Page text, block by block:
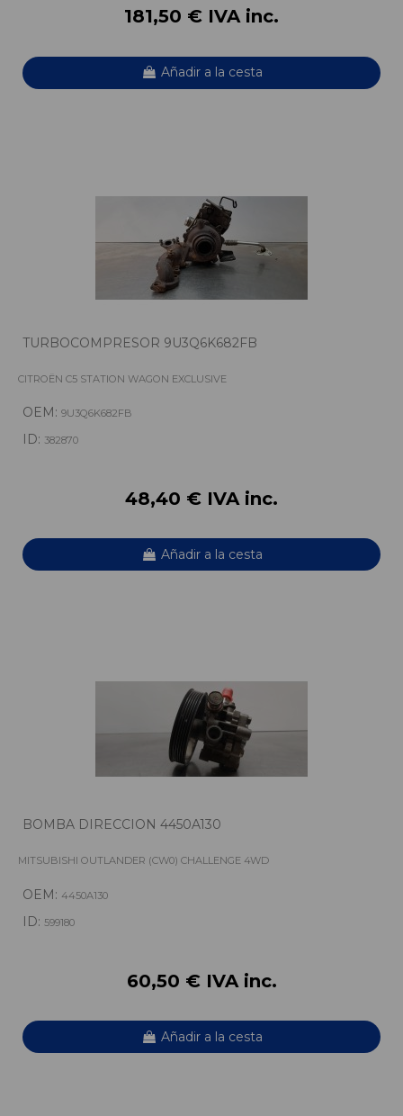
181,50 € IVA inc.
Añadir a la cesta
TURBOCOMPRESOR 9U3Q6K682FB
CITROËN C5 STATION WAGON EXCLUSIVE
OEM: 9U3Q6K682FB
ID: 382870
48,40 € IVA inc.
Añadir a la cesta
BOMBA DIRECCION 4450A130
MITSUBISHI OUTLANDER (CW0) CHALLENGE 4WD
OEM: 4450A130
ID: 599180
60,50 € IVA inc.
Añadir a la cesta